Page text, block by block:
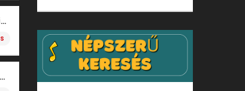
HWASA – Good Goodbye (iPhone)
iPhone 17 Pro Max – Lyubimka